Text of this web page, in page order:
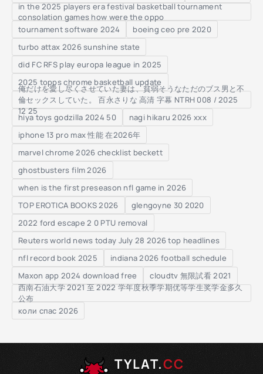
in the 2025 players era festival basketball tournament
consolation games how were the oppo
tournament software 2024
boeing ceo pre 2020
turbo attax 2026 sunshine state
did FC RFS play europa league in 2025
2025 topps chrome basketball update
俺だけを愛し尽くさせていた妻は、貧弱そうなただのブス男と不
倫セックスしていた。 百永さりな 高清 字幕 NTRH 008 / 2025
12 25
hiya toys godzilla 2024 50
nagi hikaru 2026 xxx
iphone 13 pro max 性能 在2026年
marvel chrome 2026 checklist beckett
ghostbusters film 2026
when is the first preseason nfl game in 2026
TOP EROTICA BOOKS 2026
glengoyne 30 2020
2022 ford escape 2 0 PTU removal
Reuters world news today July 28 2026 top headlines
nfl record book 2025
indiana 2026 football schedule
Maxon app 2024 download free
cloudtv 無限試看 2021
西南石油大学 2021 至 2022 学年度秋季学期优等学生奖学金多久
公布
коли спас 2026
TYLAT.CC